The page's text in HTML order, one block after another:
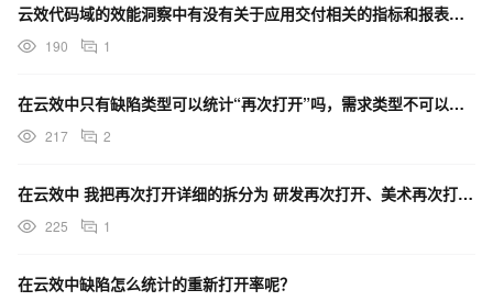
云效代码域的效能洞察中有没有关于应用交付相关的指标和报表？我只看到流水线相关的
190 1
在云效中只有缺陷类型可以统计“再次打开”吗，需求类型不可以吗？
217 2
在云效中 我把再次打开详细的拆分为 研发再次打开、美术再次打开这个能统计到吗？
225 1
在云效中缺陷怎么统计的重新打开率呢？